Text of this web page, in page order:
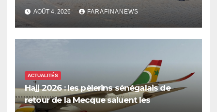
les dépenses publiques
AOÛT 4, 2026 FARAFINANEWS
ACTUALITÉS
Hajj 2026 : les pèlerins sénégalais de
retour de la Mecque saluent les